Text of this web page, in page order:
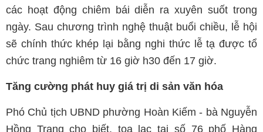
các hoạt động chiêm bái diễn ra xuyên suốt trong
ngày. Sau chương trình nghệ thuật buổi chiều, lễ hội
sẽ chính thức khép lại bằng nghi thức lễ tạ được tổ
chức trang nghiêm từ 16 giờ h30 đến 17 giờ.
Tăng cường phát huy giá trị di sản văn hóa
Phó Chủ tịch UBND phường Hoàn Kiếm - bà Nguyễn
Hồng Trang cho biết, tọa lạc tại số 76 phố Hàng